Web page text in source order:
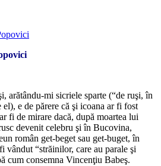
arătându-mi sicriele sparte (“de ruşi, în
e de părere că şi icoana ar fi fost
fi de mirare dacă, după moartea lui
devenit celebru şi în Bucovina,
român get-beget sau get-buget, în
vândut “străinilor, care au parale şi
cum consemna Vincenţiu Babeş.